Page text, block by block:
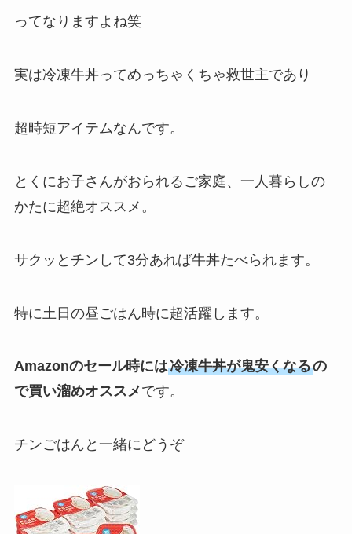
ってなりますよね笑
実は冷凍牛丼ってめっちゃくちゃ救世主であり
超時短アイテムなんです。
とくにお子さんがおられるご家庭、一人暮らしの
かたに超絶オススメ。
サクッとチンして3分あれば牛丼たべられます。
特に土日の昼ごはん時に超活躍します。
Amazonのセール時には冷凍牛丼が鬼安くなるの
で買い溜めオススメです。
チンごはんと一緒にどうぞ